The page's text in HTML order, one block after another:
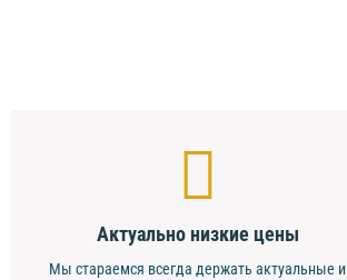
Актуально низкие цены
Мы стараемся всегда держать актуальные и